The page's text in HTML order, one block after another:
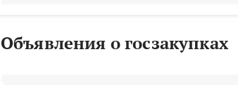
Объявления о госзакупках